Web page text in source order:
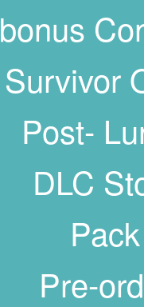
bonus
Survivor
Post-
DLC
Pack
Pre-